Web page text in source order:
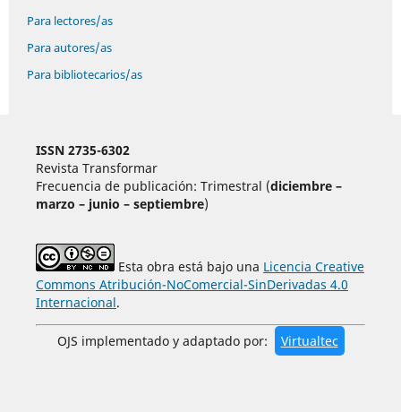
Para lectores/as
Para autores/as
Para bibliotecarios/as
ISSN 2735-6302
Revista Transformar
Frecuencia de publicación: Trimestral (diciembre –
marzo – junio – septiembre)
Esta obra está bajo una Licencia Creative
Commons Atribución-NoComercial-SinDerivadas 4.0
Internacional.
OJS implementado y adaptado por: Virtualtec